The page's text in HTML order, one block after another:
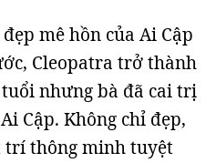
mê hồn của Ai Cập
Cleopatra trở thành
nhưng bà đã cai trị
Cập. Không chỉ đẹp,
trí thông minh tuyệt